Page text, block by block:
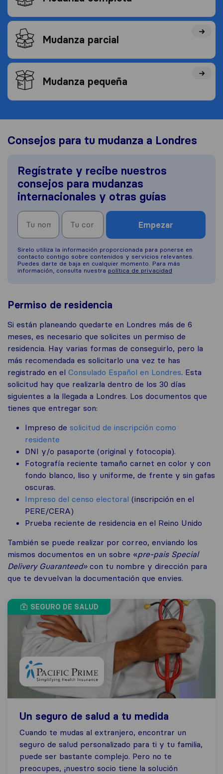
Mudanza parcial
Mudanza pequeña
Consejos para tu mudanza a Londres
Regístrate y recibe nuestros
consejos para mudanzas
internacionales y otras guías
Empezar
Sirelo utiliza la información proporcionada para ponerse en
contacto contigo sobre contenidos y servicios relevantes.
Puedes darte de baja en cualquier momento. Para más
información, consulta nuestra política de privacidad
Permiso de residencia
Si están planeando quedarte en Londres más de 6
meses, es necesario que solicites un permiso de
residencia. Hay varias formas de conseguirlo, pero la
más recomendada es solicitarlo una vez te has
registrado en el Consulado Español en Londres. Esta
solicitud hay que realizarla dentro de los 30 días
siguientes a la llegada a Londres. Los documentos que
tienes que entregar son:
Impreso de solicitud de inscripción como
residente
DNI y/o pasaporte (original y fotocopia).
Fotografía reciente tamaño carnet en color y con
fondo blanco, liso y uniforme, de frente y sin gafas
oscuras.
Impreso del censo electoral (inscripción en el
PERE/CERA)
Prueba reciente de residencia en el Reino Unido
También se puede realizar por correo, enviando los
mismos documentos en un sobre «pre-pais Special
Delivery Guaranteed» con tu nombre y dirección para
que te devuelvan la documentación que envies.
SEGURO DE SALUD
Un seguro de salud a tu medida
Cuando te mudas al extranjero, encontrar un
seguro de salud personalizado para ti y tu familia,
puede ser bastante complejo. Pero no te
preocupes, ¡nuestro socio tiene la solución